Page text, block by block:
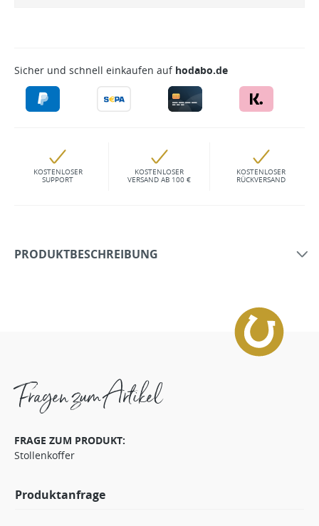
Sicher und schnell einkaufen auf hodabo.de
KOSTENLOSER
SUPPORT
KOSTENLOSER
VERSAND AB 100 €
KOSTENLOSER
RÜCKVERSAND
PRODUKTBESCHREIBUNG
Fragen zum Artikel
FRAGE ZUM PRODUKT:
Stollenkoffer
Produktanfrage